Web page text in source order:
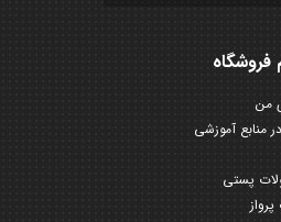
من
آموزشی
پستی